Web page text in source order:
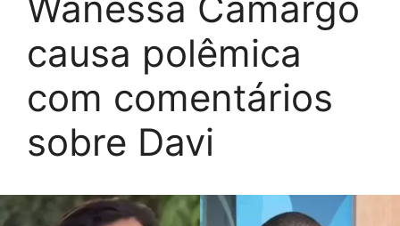
causa polêmica
com comentários
sobre Davi